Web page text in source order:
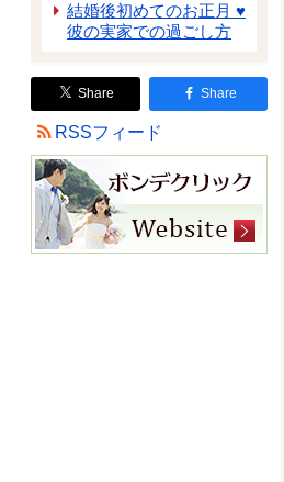
結婚後初めてのお正月 ♥
彼の実家での過ごし方
Share Share
RSSフィード